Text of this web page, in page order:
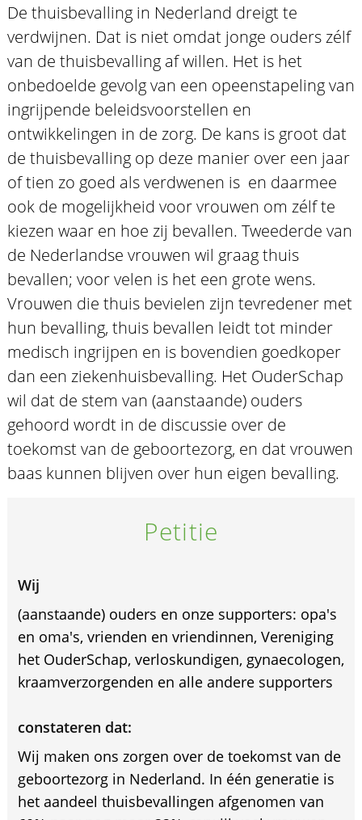
De thuisbevalling in Nederland dreigt te
verdwijnen. Dat is niet omdat jonge ouders zélf
van de thuisbevalling af willen. Het is het
onbedoelde gevolg van een opeenstapeling van
ingrijpende beleidsvoorstellen en
ontwikkelingen in de zorg. De kans is groot dat
de thuisbevalling op deze manier over een jaar
of tien zo goed als verdwenen is  en daarmee
ook de mogelijkheid voor vrouwen om zélf te
kiezen waar en hoe zij bevallen. Tweederde van
de Nederlandse vrouwen wil graag thuis
bevallen; voor velen is het een grote wens.
Vrouwen die thuis bevielen zijn tevredener met
hun bevalling, thuis bevallen leidt tot minder
medisch ingrijpen en is bovendien goedkoper
dan een ziekenhuisbevalling. Het OuderSchap
wil dat de stem van (aanstaande) ouders
gehoord wordt in de discussie over de
toekomst van de geboortezorg, en dat vrouwen
baas kunnen blijven over hun eigen bevalling.
Petitie
Wij
(aanstaande) ouders en onze supporters: opa's
en oma's, vrienden en vriendinnen, Vereniging
het OuderSchap, verloskundigen, gynaecologen,
kraamverzorgenden en alle andere supporters
constateren dat:
Wij maken ons zorgen over de toekomst van de
geboortezorg in Nederland. In één generatie is
het aandeel thuisbevallingen afgenomen van